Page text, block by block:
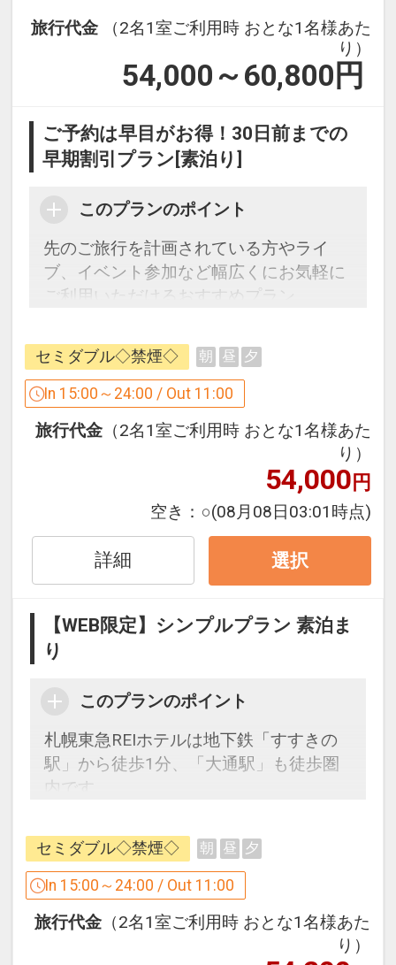
あり（停留所：ホテルリソルトリニティ
・大通公園 徒歩 約1分
・さっぽろテレビ塔 徒歩 約5分
・札幌市時計台 徒歩 約8分
設定期間：2024年4月9日～2027年6月
30日
旅行代金
（2名1室ご利用時 おとな1名様あた
り）
54,000～60,800 円
ご予約は早目がお得！30日前までの
早期割引プラン[素泊り]
このプランのポイント
先のご旅行を計画されている方やライ
ブ、イベント参加など幅広くにお気軽に
ご利用いただけるおすすめプラン。
「大通駅」も徒歩圏内と好立地。
観光やビジネスを拠点に是非ご利用くだ
さい。
【ホテル情報】北海道札幌市中央区南4
・地下鉄南北線すすきの駅（4番出口）
・有料駐車場有（先着順）
・全館全室Wi-Fi接続可（代金不要）
・徒歩5分圏内にコンビニ複数あり
設定期間：2022年11月9日～2027年2月
28日
200000007104
セミダブル◇禁煙◇ 朝 昼 夕
In 15:00～24:00 / Out 11:00
旅行代金 （2名1室ご利用時 おとな1名様あた
り）
54,000円
空き： ○(08月08日03:01時点)
詳細 選択
【WEB限定】シンプルプラン 素泊ま
り
このプランのポイント
札幌東急REIホテルは地下鉄「すすきの
駅」から徒歩1分、「大通駅」も徒歩圏
内です。
を。
【ホテル情報】
地
セミダブル◇禁煙◇ 朝 昼 夕
In 15:00～24:00 / Out 11:00
旅行代金 （2名1室ご利用時 おとな1名様あた
り）